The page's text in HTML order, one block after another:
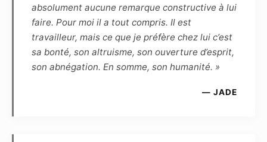
définition, marquée par le photographe, pourra
être diffusée sur Internet dans le cadre du
cercle privé et familial, ou de la promotion
personnelle du modèle, dans un but non
commercial.
absolument aucune remarque constructive à lui
faire. Pour moi il a tout compris. Il est
travailleur, mais ce que je préfère chez lui c’est
sa bonté, son altruisme, son ouverture d’esprit,
son abnégation. En somme, son humanité. »
— JADE